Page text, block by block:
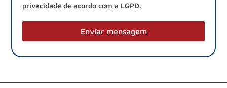
privacidade de acordo com a LGPD.
Enviar mensagem